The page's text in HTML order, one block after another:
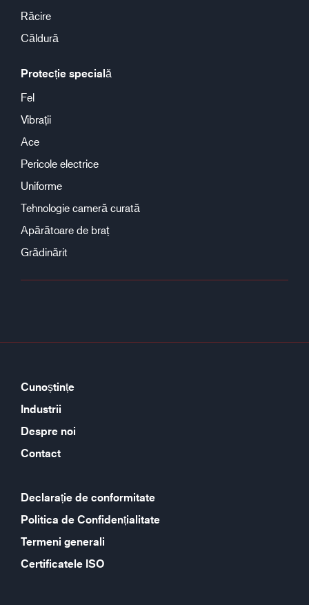
Răcire
Căldură
Protecție specială
Fel
Vibrații
Ace
Pericole electrice
Uniforme
Tehnologie cameră curată
Apărătoare de braț
Grădinărit
Cunoștințe
Industrii
Despre noi
Contact
Declarație de conformitate
Politica de Confidențialitate
Termeni generali
Certificatele ISO